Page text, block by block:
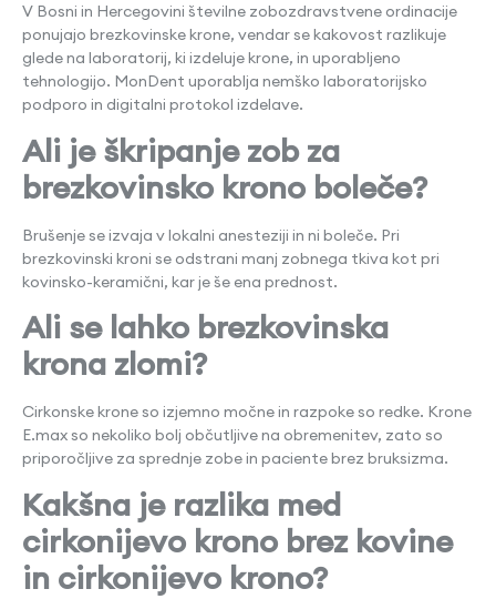
V Bosni in Hercegovini številne zobozdravstvene ordinacije
ponujajo brezkovinske krone, vendar se kakovost razlikuje
glede na laboratorij, ki izdeluje krone, in uporabljeno
tehnologijo. MonDent uporablja nemško laboratorijsko
podporo in digitalni protokol izdelave.
Ali je škripanje zob za
brezkovinsko krono boleče?
Brušenje se izvaja v lokalni anesteziji in ni boleče. Pri
brezkovinski kroni se odstrani manj zobnega tkiva kot pri
kovinsko-keramični, kar je še ena prednost.
Ali se lahko brezkovinska
krona zlomi?
Cirkonske krone so izjemno močne in razpoke so redke. Krone
E.max so nekoliko bolj občutljive na obremenitev, zato so
priporočljive za sprednje zobe in paciente brez bruksizma.
Kakšna je razlika med
cirkonijevo krono brez kovine
in cirkonijevo krono?